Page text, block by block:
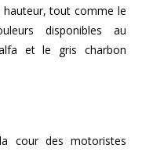
tout comme le
disponibles au
et le gris charbon
cour des motoristes